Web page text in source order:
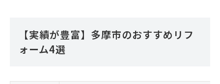
【実績が豊富】多摩市のおすすめリフ
ォーム4選